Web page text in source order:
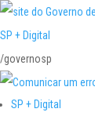
SP + Digital
/governosp
SP + Digital